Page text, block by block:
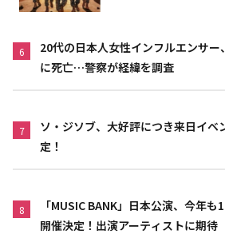
6
20代の日本人女性インフルエンサ
に死亡…警察が経緯を調査
7
ソ・ジソブ、大好評につき来日イベ
定！
8
「MUSIC BANK」日本公演、今年
開催決定！出演アーティストに期待